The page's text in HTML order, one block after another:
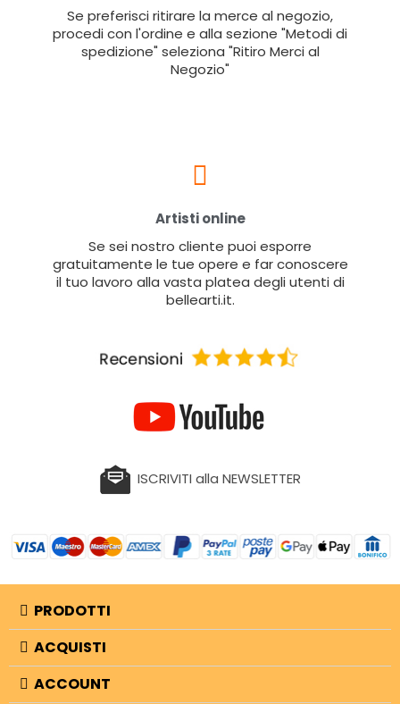
Se preferisci ritirare la merce al negozio,
procedi con l'ordine e alla sezione "Metodi di
spedizione" seleziona "Ritiro Merci al
Negozio"
Artisti online
Se sei nostro cliente puoi esporre
gratuitamente le tue opere e far conoscere
il tuo lavoro alla vasta platea degli utenti di
bellearti.it.
ISCRIVITI alla NEWSLETTER
PRODOTTI
ACQUISTI
ACCOUNT